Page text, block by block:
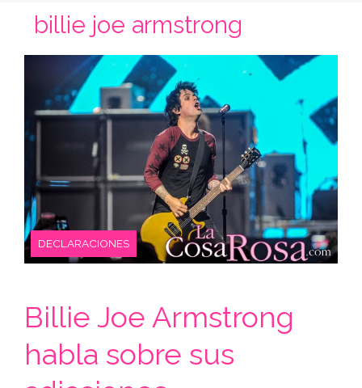
billie joe armstrong
DECLARACIONES
Billie Joe Armstrong
habla sobre sus